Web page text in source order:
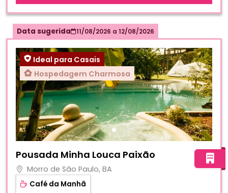
Data sugerida 11/08/2026 a 12/08/2026
Ideal para Casais
Hospedagem Charmosa
Pousada Minha Louca Paixão
Morro de São Paulo, BA
Café da Manhã